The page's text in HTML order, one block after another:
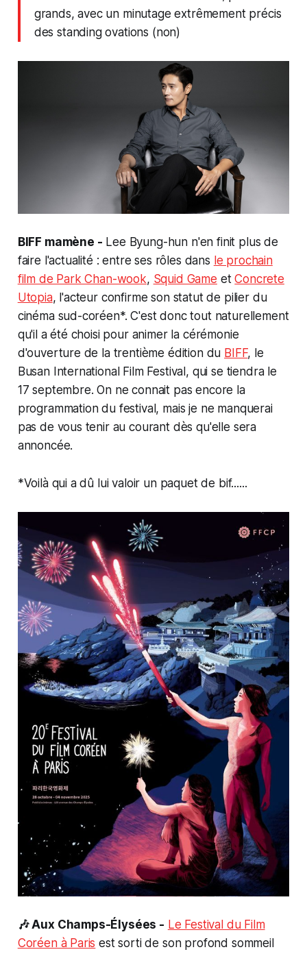
grands, avec un minutage extrêmement précis
des standing ovations (non)
BIFF mamène - Lee Byung-hun n'en finit plus de
faire l'actualité : entre ses rôles dans le prochain
film de Park Chan-wook, Squid Game etConcrete
Utopia, l'acteur confirme son statut de pilier du
cinéma sud-coréen*. C'est donc tout naturellement
qu'il a été choisi pour animer la cérémonie
d'ouverture de la trentième édition du BIFF, le
Busan International Film Festival, qui se tiendra le
17 septembre. On ne connait pas encore la
programmation du festival, mais je ne manquerai
pas de vous tenir au courant dès qu'elle sera
annoncée.
*Voilà qui a dû lui valoir un paquet de bif......
🎶 Aux Champs-Élysées - Le Festival du Film
Coréen à Paris est sorti de son profond sommeil